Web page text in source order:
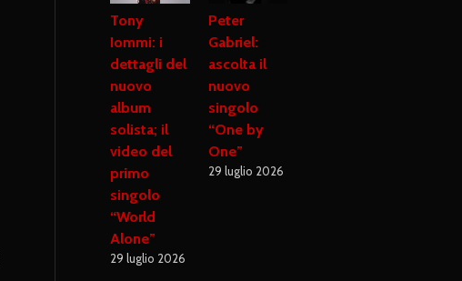
Tony
Iommi: i
dettagli del
nuovo
album
solista; il
video del
primo
singolo
“World
Alone”
29 luglio 2026
Peter
Gabriel:
ascolta il
nuovo
singolo
“One by
One”
29 luglio 2026